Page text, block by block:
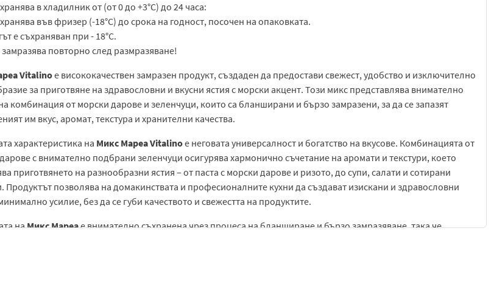
в хладилник от (от 0 до +3°C) до 24 часа:
във фризер (-18°C) до срока на годност, посочен на опаковката.
е съхраняван при - 18°C.
замразява повторно след размразяване!
Vitalinoе висококачествен замразен продукт, създаден да предостави свежест, удобство и изключително
за приготвяне на здравословни и вкусни ястия с морски акцент. Този микс представлява внимателно
комбинация от морски дарове и зеленчуци, които са бланширани и бързо замразени, за да се запазят
им вкус, аромат, текстура и хранителни качества.
характеристика на Микс Мареа Vitalinoе неговата универсалност и богатство на вкусове. Комбинацията от
с внимателно подбрани зеленчуци осигурява хармонично съчетание на аромати и текстури, което
приготвянето на разнообразни ястия – от паста с морски дарове и ризото, до супи, салати и сотирани
Продуктът позволява на домакинствата и професионалните кухни да създават изискани и здравословни
усилие, без да се губи качеството и свежестта на продуктите.
наМикс Мареае внимателно съхранена чрез процеса на бланширане и бързо замразяване, така че